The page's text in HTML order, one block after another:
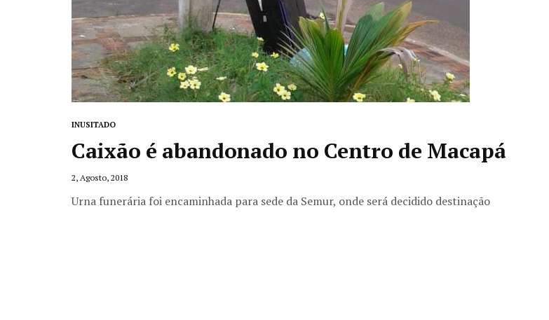
INUSITADO
Caixão é abandonado no Centro de Macapá
2, Agosto, 2018
Urna funerária foi encaminhada para sede da Semur, onde será decidido destinação